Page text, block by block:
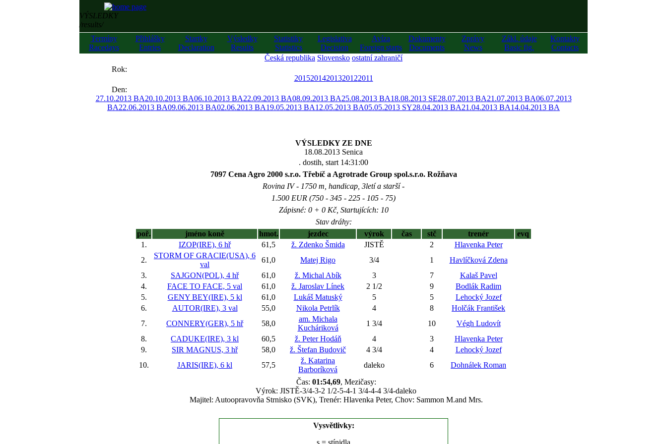
VÝSLEDKY
/results/
Termíny
Racedays
Přihlášky
Entries
Startky
Declaration
Výsledky
Results
Statistiky
Statistics
Legislativa
Decision
Avíza
Foreign starts
Dokumenty
Documents
Zprávy
News
Zákl. údaje
Basic fig.
Kontakty
Contacts
Česká republika Slovensko ostatní zahraničí
Rok:
20152014201320122011
Den:
27.10.2013 BA20.10.2013 BA06.10.2013 BA22.09.2013 BA08.09.2013 BA25.08.2013 BA18.08.2013 SE28.07.2013 BA21.07.2013 BA06.07.2013
BA22.06.2013 BA09.06.2013 BA02.06.2013 BA19.05.2013 BA12.05.2013 BA05.05.2013 SY28.04.2013 BA21.04.2013 BA14.04.2013 BA
VÝSLEDKY ZE DNE
18.08.2013 Senica
. dostih, start 14:31:00
7097 Cena Agro 2000 s.r.o. Třebíč a Agrotrade Group spol.s.r.o. Rožňava
Rovina IV - 1750 m, handicap, 3letí a starší -
1.500 EUR (750 - 345 - 225 - 105 - 75)
Zápisné: 0 + 0 Kč, Startujících: 10
Stav dráhy:
poř.
jméno koně hmot. jezdec výrok čas stč trenér
evq
1.
IZOP(IRE), 6 hř 61,5 ž. Zdenko Šmida JISTĚ 2
Hlavenka Peter
2.
STORM OF GRACIE(USA), 6
val
61,0 Matej Rigo 3/4 1
Havlíčková Zdena
3.
SAJGON(POL), 4 hř 61,0 ž. Michal Abík 3 7
Kalaš Pavel
4.
FACE TO FACE, 5 val 61,0 ž. Jaroslav Línek 2 1/2 9
Bodlák Radim
5.
GENY BEY(IRE), 5 kl 61,0 Lukáš Matuský 5 5
Lehocký Jozef
6.
AUTOR(IRE), 3 val 55,0 Nikola Petrlík 4 8
Holčák František
7.
CONNERY(GER), 5 hř 58,0
am. Michala
Kucháriková
1 3/4 10
Végh Ludovít
8.
CADUKE(IRE), 3 kl 60,5 ž. Peter Hodáň 4 3
Hlavenka Peter
9.
SIR MAGNUS, 3 hř 58,0 ž. Štefan Budovič 4 3/4 4
Lehocký Jozef
10.
JARIS(IRE), 6 kl 57,5
ž. Katarina
Barboríková
daleko 6
Dohnálek Roman
Čas: 01:54,69, Mezičasy:
Výrok: JISTĚ-3/4-3-2 1/2-5-4-1 3/4-4-4 3/4-daleko
Majitel: Autoopravovňa Strnisko (SVK), Trenér: Hlavenka Peter, Chov: Sammon M.and Mrs.
Vysvětlivky:
s = stínidla